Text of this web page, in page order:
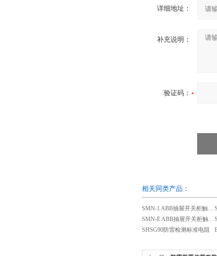
详细地址：
补充说明：
验证码：
相关同类产品：
SMN-1 ABB抽屉开关柜触头夹紧力检测仪
SMN-E ABB抽屉开关柜触头夹紧力检测仪
SHSG90防雷检测标准电阻